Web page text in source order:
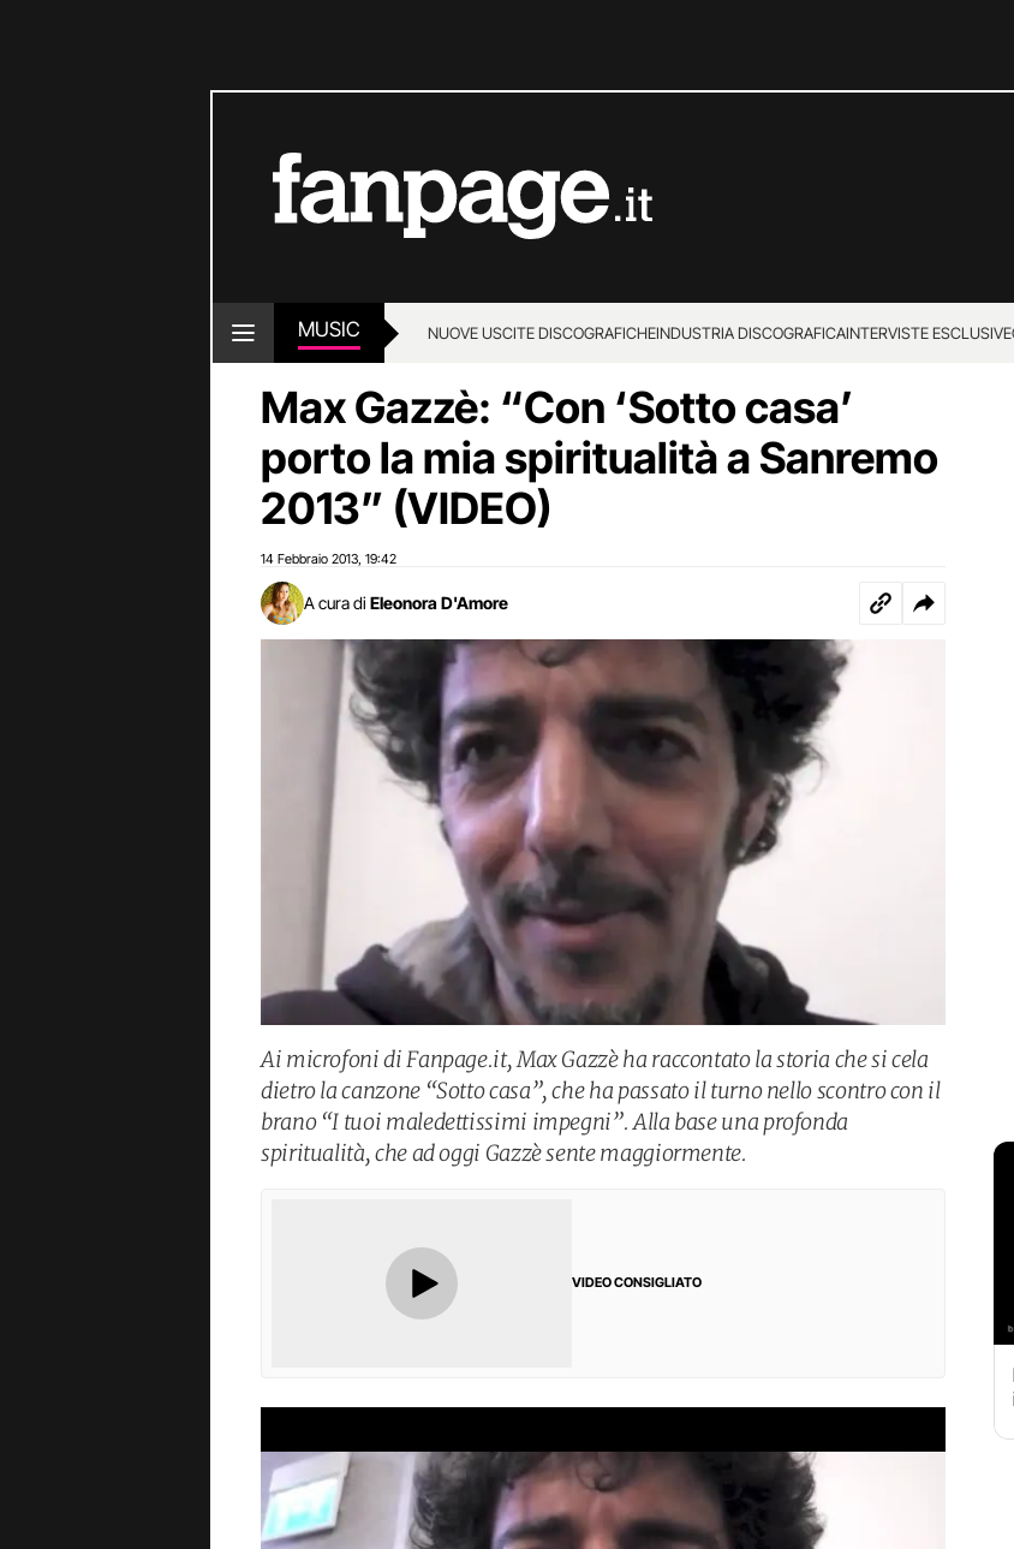
MUSIC NUOVE USCITE DISCOGRAFICHEINDUSTRIA DISCOGRAFICAINTERVISTE ESCLUSIVE
Max Gazzè: “Con ‘Sotto casa’
porto la mia spiritualità a Sanremo
2013” (VIDEO)
14 Febbraio 2013 19:42
A cura di Eleonora D'Amore
Ai microfoni di Fanpage.it, Max Gazzè ha raccontato la storia che si cela
dietro la canzone “Sotto casa”, che ha passato il turno nello scontro con il
brano “I tuoi maledettissimi impegni”. Alla base una profonda
spiritualità, che ad oggi Gazzè sente maggiormente.
VIDEO CONSIGLIATO